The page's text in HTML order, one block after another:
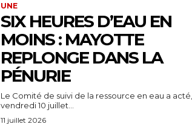
UNE
SIX HEURES D’EAU EN
MOINS : MAYOTTE
REPLONGE DANS LA
PÉNURIE
Le Comité de suivi de la ressource en eau a acté,
vendredi 10 juillet...
11 juillet 2026